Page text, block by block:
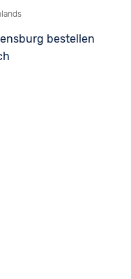
bestellen